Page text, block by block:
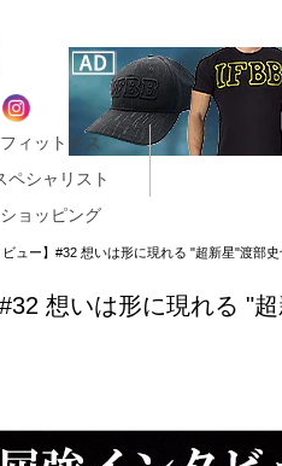
フィットネス
ペシャリスト
ショッピング
ビュー】#32 想いは形に現れる "超新星"渡部
想いは形に現れる "